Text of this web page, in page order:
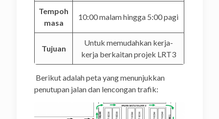
Tempoh
masa
10:00 malam hingga 5:00 pagi
Tujuan
Untuk memudahkan kerja-
kerja berkaitan projek LRT3
Berikut adalah peta yang menunjukkan
penutupan jalan dan lencongan trafik: